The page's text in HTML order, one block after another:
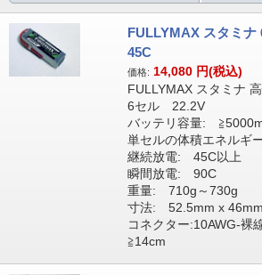
FULLYMAX スタミナ
45C
価格: 14,080 円(税込)
FULLYMAX スタミナ
6セル 22.2V
バッテリ容量:
単セルの体積エネルギ
継続放電: 45C以上
瞬間放電: 90C
重量: 710g～730g
寸法: 52.5mm x
コネクター:10AWG-裸
≧14cm